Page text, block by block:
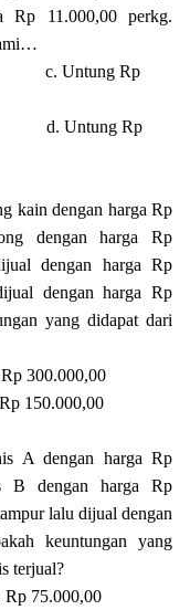
Rp 11.000,00 perkg.
Untung Rp
Untung Rp
kain dengan harga Rp
dengan harga Rp
dengan harga Rp
dengan harga Rp
yang didapat dari
A dengan harga Rp
B dengan harga Rp
lalu dijual dengan
keuntungan yang
terjual?